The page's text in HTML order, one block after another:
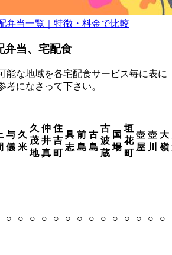
弁当一覧｜特徴・料金で比較
弁当、宅配食
能な地域を各宅配食サービス毎に表に
考になさって下さい。
与
儀
久
米
久
茂
地
仲
井
真
住
吉
町
具
志
前
島
古
島
古
波
蔵
国
場
垣
花
町
壺
屋
壺
川
大
嶺
○ ○ ○ ○ ○ ○ ○ ○ ○ ○ ○ ○ ○ ○